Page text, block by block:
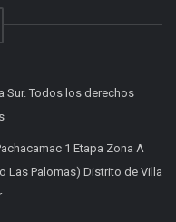
Sur. Todos los derechos
1 Etapa Zona A
Las Palomas) Distrito de Villa